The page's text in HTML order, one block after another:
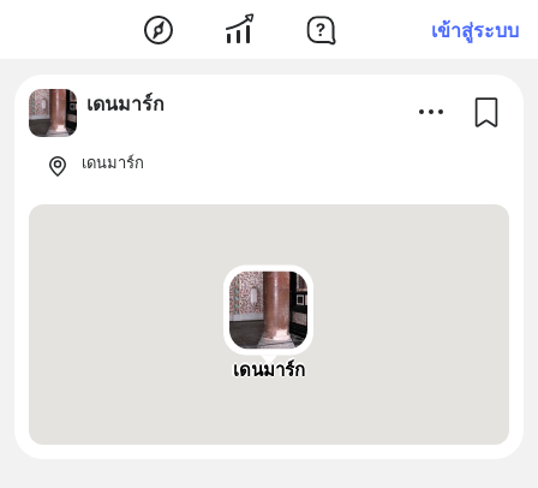
เข้าสู่ระบบ
เดนมาร์ก
เดนมาร์ก
เดนมาร์ก